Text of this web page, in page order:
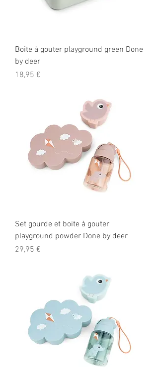
Boite à gouter playground green Done
by deer
Prix
18,95 €
Set gourde et boite à gouter
playground powder Done by deer
Prix
29,95 €